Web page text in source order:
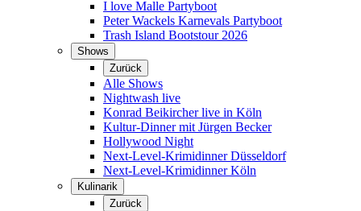
I love Malle Partyboot
Peter Wackels Karnevals Partyboot
Trash Island Bootstour 2026
Shows
Zurück
Alle Shows
Nightwash live
Konrad Beikircher live in Köln
Kultur-Dinner mit Jürgen Becker
Hollywood Night
Next-Level-Krimidinner Düsseldorf
Next-Level-Krimidinner Köln
Kulinarik
Zurück